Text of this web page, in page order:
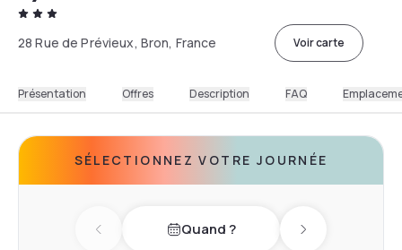
28 Rue de Prévieux, Bron, France Voir carte
Présentation Offres Description FAQ
SÉLECTIONNEZ VOTRE JOURNÉE
Previous dayQuand ? Next day